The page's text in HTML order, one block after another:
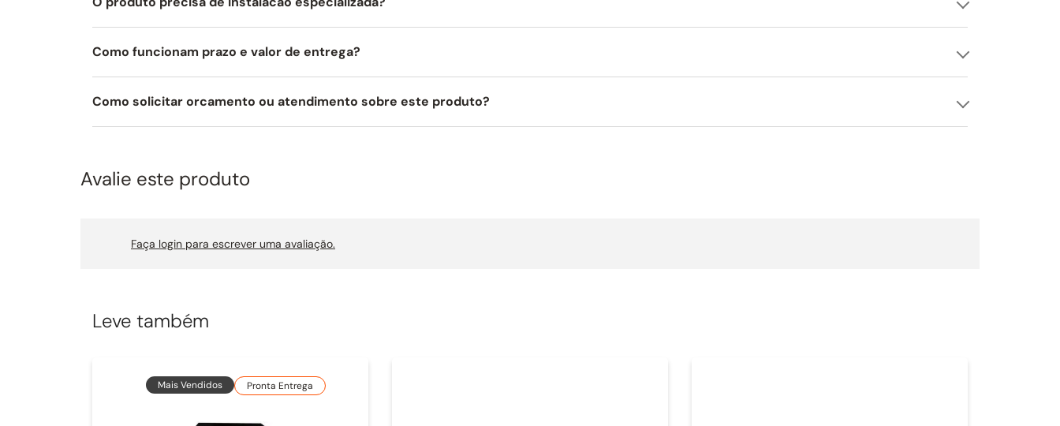
Largura comercial: 120cm.
Como funcionam prazo e valor de entrega?
Como solicitar orcamento ou atendimento sobre este produto?
Avalie este produto
Faça login para escrever uma avaliação.
Leve também
Mais Vendidos Pronta Entrega